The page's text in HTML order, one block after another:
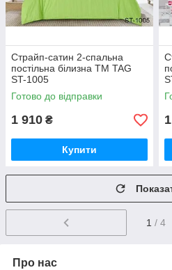
Страйп-сатин 2-спальна
постільна білизна ТМ TAG
ST-1005
Готово до відправки
1 910 ₴
Купити
1 / 4
Про нас